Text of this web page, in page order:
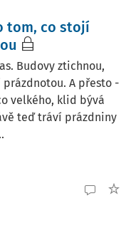
tom, co stojí
Budovy ztichnou,
A přesto -
velkého, klid bývá
teď tráví prázdniny